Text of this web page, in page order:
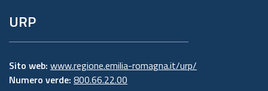
URP
Sito web: www.regione.emilia-romagna.it/urp/
Numero verde: 800.66.22.00